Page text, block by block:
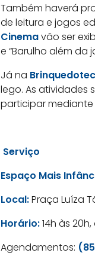
Também haverá
de leitura e jogos
Cinemavão ser
e “Barulho além da
Já na
lego. As atividades
participar
Serviço
Espaço Mais
Local:Praça Luíza
Horário:14h às
Agendamentos: